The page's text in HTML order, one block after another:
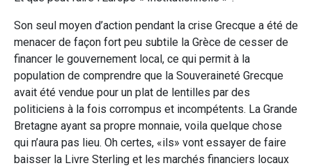
Son seul moyen d’action pendant la crise Grecque a été de
menacer de façon fort peu subtile la Grèce de cesser de
financer le gouvernement local, ce qui permit à la
population de comprendre que la Souveraineté Grecque
avait été vendue pour un plat de lentilles par des
politiciens à la fois corrompus et incompétents. La Grande
Bretagne ayant sa propre monnaie, voila quelque chose
qui n’aura pas lieu. Oh certes, «ils» vont essayer de faire
baisser la Livre Sterling et les marchés financiers locaux